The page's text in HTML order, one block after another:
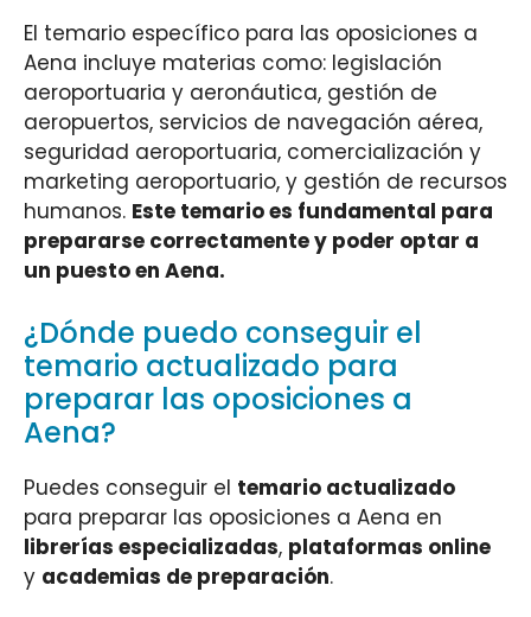
El temario específico para las oposiciones a
Aena incluye materias como: legislación
aeroportuaria y aeronáutica, gestión de
aeropuertos, servicios de navegación aérea,
seguridad aeroportuaria, comercialización y
marketing aeroportuario, y gestión de recursos
humanos. Este temario es fundamental para
prepararse correctamente y poder optar a
un puesto en Aena.
¿Dónde puedo conseguir el
temario actualizado para
preparar las oposiciones a
Aena?
Puedes conseguir el temario actualizado
para preparar las oposiciones a Aena en
librerías especializadas, plataformas online
y academias de preparación.